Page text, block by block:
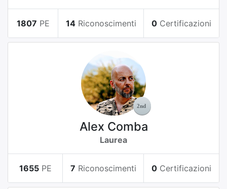
1807 PE 14 Riconoscimenti 0 Certificazioni
Alex Comba
Laurea
1655 PE 7 Riconoscimenti 0 Certificazioni